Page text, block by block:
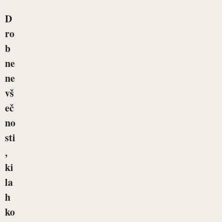
D
ro
b
ne
ne
vš
eč
no
sti
,
ki
la
h
ko